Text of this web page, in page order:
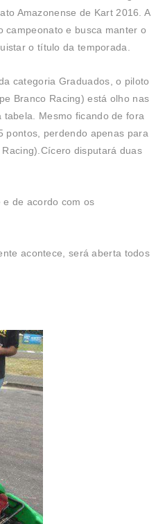
Amazonense de Kart 2016. A
campeonato e busca manter o
o título da temporada.
categoria Graduados, o piloto
Branco Racing) está olho nas
tabela. Mesmo ficando de fora
pontos, perdendo apenas para
disputará duas
de acordo com os
acontece, será aberta todos